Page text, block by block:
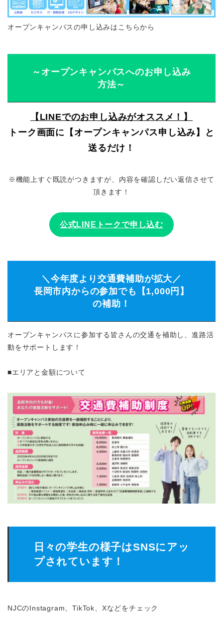
オープンキャンパスの申し込みはこちらから
～オープンキャンパスへのお申し込み
方法～
【LINEでのお申し込みがオススメ！】
トーク画面に【オープンキャンパス申し込み】と
送るだけ！
※機能上すぐ既読がつきますが、内容を確認しだい返信させて
頂きます！
公式LINEトークで申し込む
＼今年度より交通費補助が拡大／
長岡市内からの参加でも【1,000円】
の補助！
オープンキャンパスに参加する皆さんの交通を補助し、進路活
動をサポートします！
■エリアと金額について
日々の学生の様子はSNSにアッ
プされています！
NJCのInstagram、TikTok、Xなどをチェック